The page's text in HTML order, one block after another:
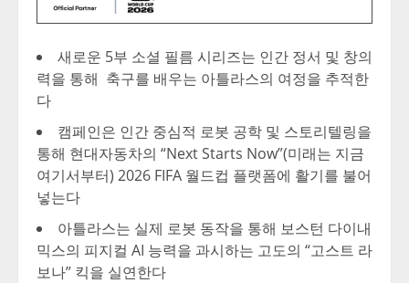
새로운 5부 소셜 필름 시리즈는 인간 정서 및 창의
력을 통해 축구를 배우는 아틀라스의 여정을 추적한
다
캠페인은 인간 중심적 로봇 공학 및 스토리텔링을
통해 현대자동차의 “Next Starts Now”(미래는 지금
여기서부터) 2026 FIFA 월드컵 플랫폼에 활기를 불어
넣는다
아틀라스는 실제 로봇 동작을 통해 보스턴 다이내
믹스의 피지컬 AI 능력을 과시하는 고도의 “고스트 라
보나” 킥을 실연한다